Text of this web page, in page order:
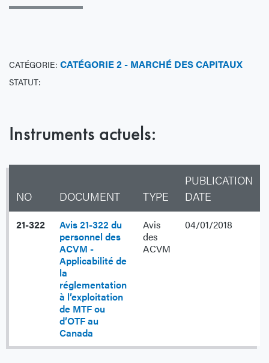
CATÉGORIE: CATÉGORIE 2 - MARCHÉ DES CAPITAUX
STATUT:
Instruments actuels:
NO DOCUMENT TYPE
PUBLICATION
DATE
21-322
Avis 21-322 du
personnel des
ACVM -
Applicabilité de
la
réglementation
à l’exploitation
de MTF ou
d’OTF au
Canada
Avis
des
ACVM
04/01/2018